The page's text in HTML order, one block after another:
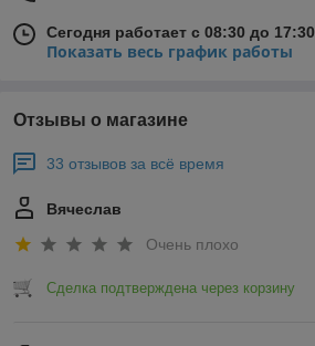
Сегодня работает с 08:30 до 17:30
Показать весь график работы
Отзывы о магазине
33 отзывов за всё время
Вячеслав
Очень плохо
Сделка подтверждена через корзину